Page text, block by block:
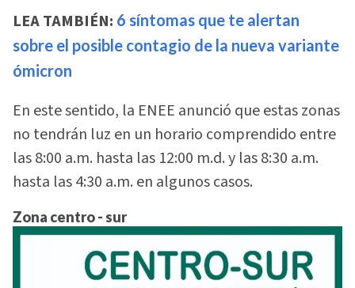
LEA TAMBIÉN: 6 síntomas que te alertan
sobre el posible contagio de la nueva variante
ómicron
En este sentido, la ENEE anunció que estas zonas
no tendrán luz en un horario comprendido entre
las 8:00 a.m. hasta las 12:00 m.d. y las 8:30 a.m.
hasta las 4:30 a.m. en algunos casos.
Zona centro - sur